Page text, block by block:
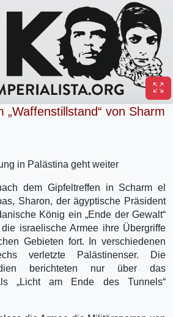
„Waffenstillstand“ von Sharm
in Palästina geht weiter
dem Gipfeltreffen in Scharm el
Sharon, der ägyptische Präsident
König ein „Ende der Gewalt“
israelische Armee ihre Übergriffe
Gebieten fort. In verschiedenen
verletzte Palästinenser. Die
berichteten nur über das
„Licht am Ende des Tunnels“